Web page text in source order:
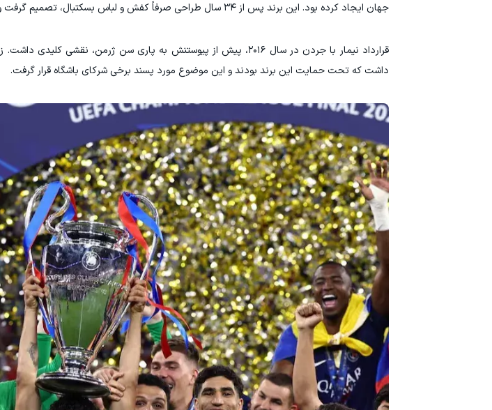
جهان ایجاد کرده بود. این برند پس از ۳۴ سال طراحی صرفاً کفش و لباس بسکتبال، تصمیم گرفت وارد دنیای فوتبال شود.
قرارداد نیمار با جردن در سال ۲۰۱۶، پیش از پیوستنش به پاری سن ژرمن،
داشت که تحت حمایت این برند بودند و این موضوع مورد پسند برخی شرکای باشگاه قرار گرفت.